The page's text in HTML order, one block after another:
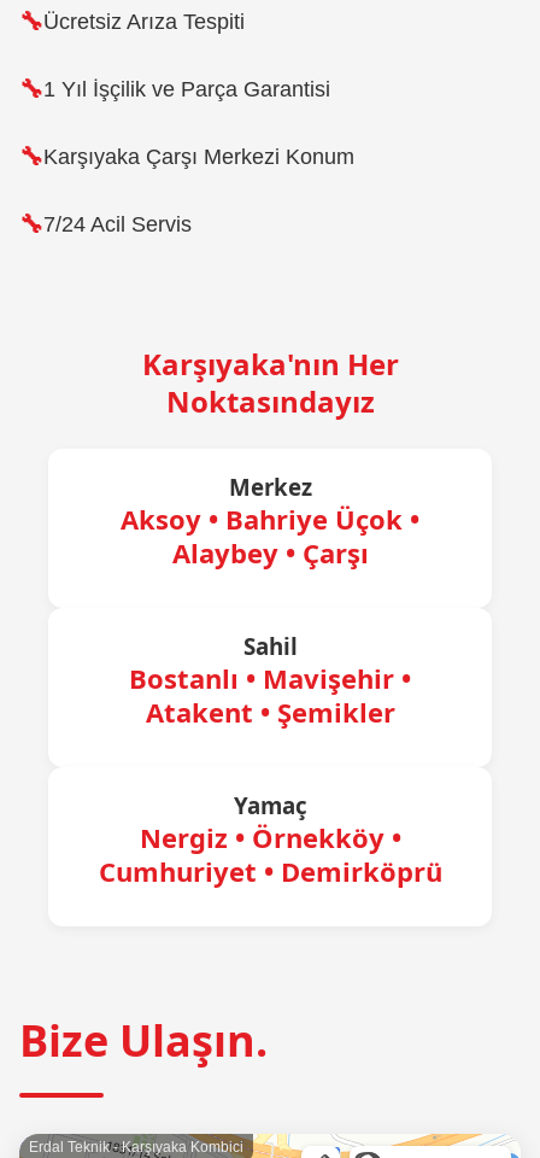
Ücretsiz Arıza Tespiti
1 Yıl İşçilik ve Parça Garantisi
Karşıyaka Çarşı Merkezi Konum
7/24 Acil Servis
Karşıyaka'nın Her
Noktasındayız
Merkez
Aksoy • Bahriye Üçok •
Alaybey • Çarşı
Sahil
Bostanlı • Mavişehir •
Atakent • Şemikler
Yamaç
Nergiz • Örnekköy •
Cumhuriyet • Demirköprü
Bize Ulaşın.
Erdal Teknik - Karşıyaka Kombici